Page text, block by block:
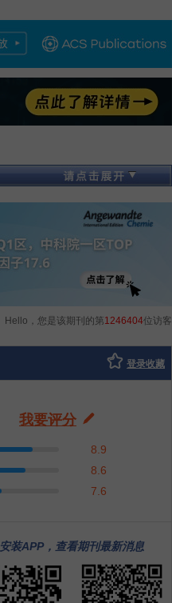
Hello，您是该期刊的第1246404位访客
登录收藏
我要评分
8.9
8.6
7.6
安装APP，查看期刊最新消息